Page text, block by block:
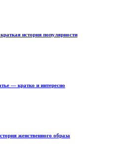
история популярности
— кратко и интересно
женственного образа